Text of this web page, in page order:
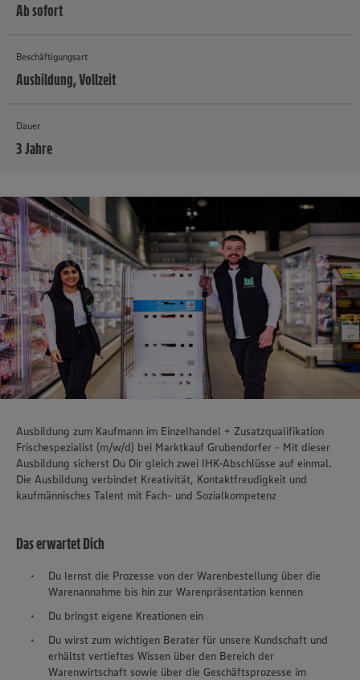
Ab sofort
Beschäftigungsart
Ausbildung, Vollzeit
Dauer
3 Jahre
Ausbildung zum Kaufmann im Einzelhandel + Zusatzqualifikation
Frischespezialist (m/w/d) bei Marktkauf Grubendorfer - Mit dieser
Ausbildung sicherst Du Dir gleich zwei IHK-Abschlüsse auf einmal.
Die Ausbildung verbindet Kreativität, Kontaktfreudigkeit und
kaufmännisches Talent mit Fach- und Sozialkompetenz
Das erwartet Dich
Du lernst die Prozesse von der Warenbestellung über die
Warenannahme bis hin zur Warenpräsentation kennen
Du bringst eigene Kreationen ein
Du wirst zum wichtigen Berater für unsere Kundschaft und
erhältst vertieftes Wissen über den Bereich der
Warenwirtschaft sowie über die Geschäftsprozesse im